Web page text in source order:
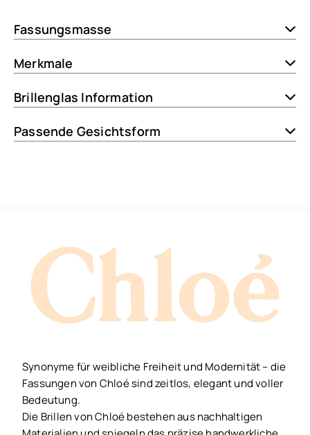
Fassungsmasse
Merkmale
Brillenglas Information
Passende Gesichtsform
Synonyme für weibliche Freiheit und Modernität – die
Fassungen von Chloé sind zeitlos, elegant und voller
Bedeutung.
Die Brillen von Chloé bestehen aus nachhaltigen